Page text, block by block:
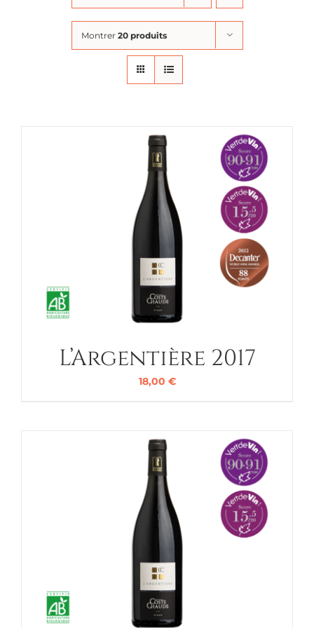
Montrer 20 produits
L’Argentière 2017
18,00 €